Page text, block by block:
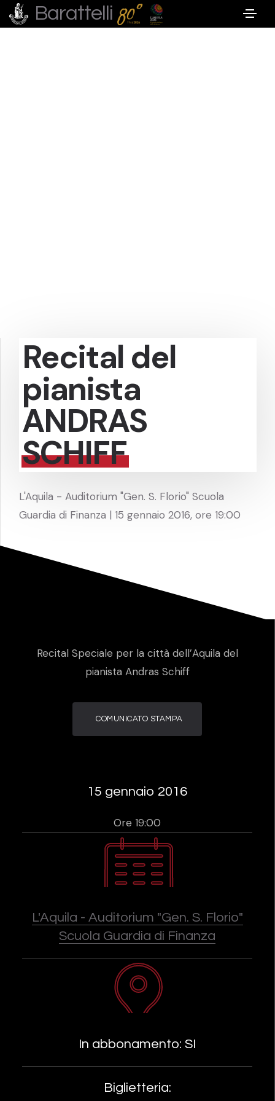
Barattelli
Recital del
pianista
ANDRAS
SCHIFF
L'Aquila - Auditorium "Gen. S. Florio" Scuola
Guardia di Finanza | 15 gennaio 2016, ore 19:00
Recital Speciale per la città dell’Aquila del
pianista Andras Schiff
COMUNICATO STAMPA
15 gennaio 2016
Ore 19:00
L'Aquila - Auditorium "Gen. S. Florio"
Scuola Guardia di Finanza
In abbonamento: SI
Biglietteria: